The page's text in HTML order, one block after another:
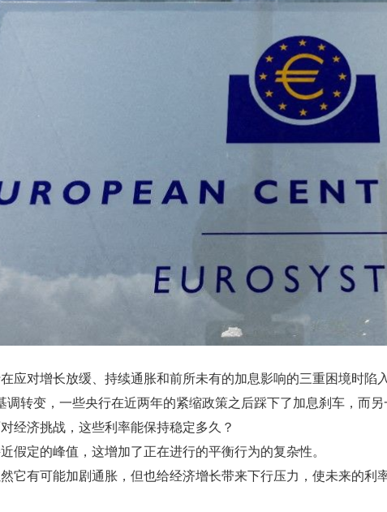
应对增长放缓、持续通胀和前所未有的加息影响的三重困境时陷入
转变，一些央行在近两年的紧缩政策之后踩下了加息刹车，而另
经济挑战，这些利率能保持稳定多久？
假定的峰值，这增加了正在进行的平衡行为的复杂性。
它有可能加剧通胀，但也给经济增长带来下行压力，使未来的利